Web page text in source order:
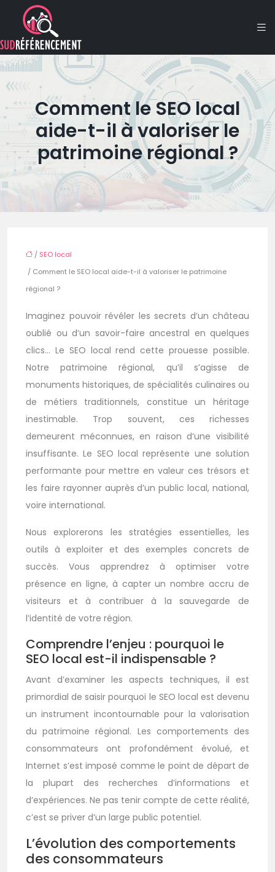
Comment le SEO local
aide-t-il à valoriser le
patrimoine régional ?
/ SEO local
/ Comment le SEO local aide-t-il à valoriser le patrimoine
régional ?
Imaginez pouvoir révéler les secrets d’un château
oublié ou d’un savoir-faire ancestral en quelques
clics… Le SEO local rend cette prouesse possible.
Notre patrimoine régional, qu’il s’agisse de
monuments historiques, de spécialités culinaires ou
de métiers traditionnels, constitue un héritage
inestimable. Trop souvent, ces richesses
demeurent méconnues, en raison d’une visibilité
insuffisante. Le SEO local représente une solution
performante pour mettre en valeur ces trésors et
les faire rayonner auprès d’un public local, national,
voire international.
Nous explorerons les stratégies essentielles, les
outils à exploiter et des exemples concrets de
succès. Vous apprendrez à optimiser votre
présence en ligne, à capter un nombre accru de
visiteurs et à contribuer à la sauvegarde de
l’identité de votre région.
Comprendre l’enjeu : pourquoi le
SEO local est-il indispensable ?
Avant d’examiner les aspects techniques, il est
primordial de saisir pourquoi le SEO local est devenu
un instrument incontournable pour la valorisation
du patrimoine régional. Les comportements des
consommateurs ont profondément évolué, et
Internet s’est imposé comme le point de départ de
la plupart des recherches d’informations et
d’expériences. Ne pas tenir compte de cette réalité,
c’est se priver d’un large public potentiel.
L’évolution des comportements
des consommateurs